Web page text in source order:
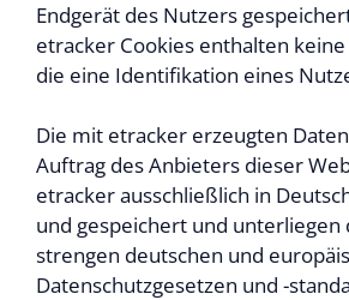
Endgerät des Nutzers
etracker Cookies enthalten
die eine Identifikation eines
Die mit etracker erzeugten
Auftrag des Anbieters dieser
etracker ausschließlich in
und gespeichert und unterliegen
strengen deutschen und
Datenschutzgesetzen und -